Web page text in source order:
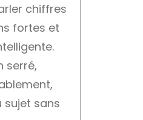
chiffres
fortes et
serré,
sujet sans